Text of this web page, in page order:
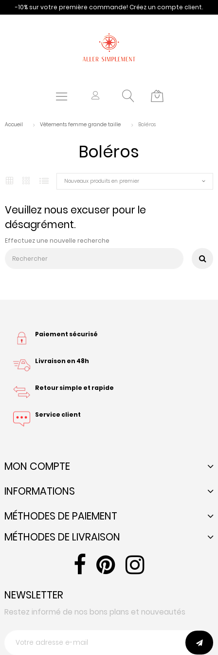
-10% sur votre première commande! Créez un compte client.
Accueil Vêtements femme grande taille Boléros
Boléros
Nouveaux produits en premier
Veuillez nous excuser pour le
désagrément.
Effectuez une nouvelle recherche
Paiement sécurisé
Livraison en 48h
Retour simple et rapide
Service client
MON COMPTE
INFORMATIONS
MÉTHODES DE PAIEMENT
MÉTHODES DE LIVRAISON
NEWSLETTER
Restez informé de nos bons plans et nouveautés